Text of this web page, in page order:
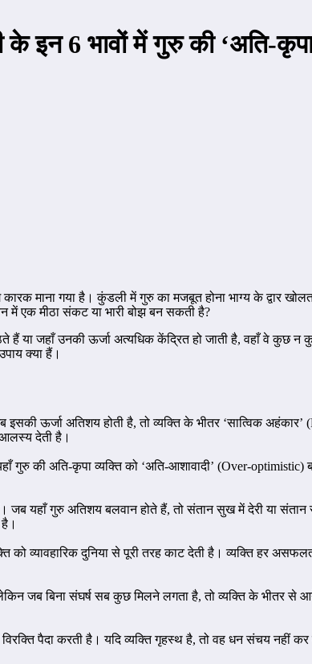
इन 6 भावों में गुरु की ‘अति-
माना गया है। कुंडली में गुरु का मजबूत होना भाग्य के द्वार
में एक मीठा संकट या भारी बोझ बन सकती है?
हैं या जहाँ उनकी ऊर्जा अत्यधिक केंद्रित हो जाती है, वहाँ वे
क्या हैं।
ऊर्जा अतिशय होती है, तो व्यक्ति के भीतर ‘सात्विक
आलस्य देती है।
गुरु की अति-कृपा व्यक्ति को ‘अति-आशावादी’ (Over-
यहाँ गुरु अतिशय बलवान होते हैं, तो संतान सुख में देरी या संतान
व्यावहारिक दुनिया से पूरी तरह काट देती है। व्यक्ति हर
जब बिना संघर्ष सब कुछ मिलने लगता है, तो व्यक्ति के भीतर से
पैदा करती है। यदि व्यक्ति गृहस्थ है, तो वह धन संचय नहीं